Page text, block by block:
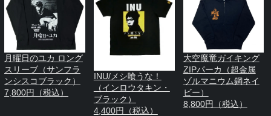
月曜日のユカ ロング
スリーブ（サンフラ
ンシスコブラック）
7,800円（税込）
INU/メシ喰うな！
（インロウタキン・
ブラック）
4,400円（税込）
大空魔竜ガイキング
ZIPパーカ（超金属
ゾルマニウム鋼ネイ
ビー）
8,800円（税込）